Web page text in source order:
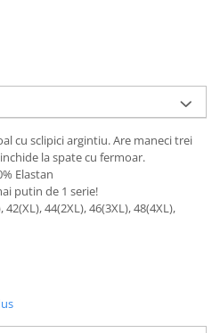
cu sclipici argintiu. Are maneci trei
la spate cu fermoar.
Elastan
putin de 1 serie!
44(2XL), 46(3XL), 48(4XL),